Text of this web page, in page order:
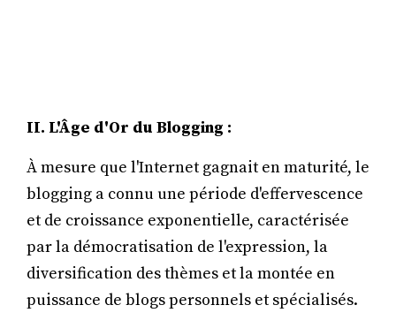
II. L'Âge d'Or du Blogging :
À mesure que l'Internet gagnait en maturité, le
blogging a connu une période d'effervescence
et de croissance exponentielle, caractérisée
par la démocratisation de l'expression, la
diversification des thèmes et la montée en
puissance de blogs personnels et spécialisés.